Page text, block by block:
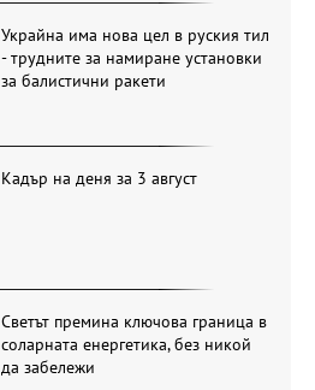
Украйна има нова цел в руския тил
- трудните за намиране установки
за балистични ракети
Кадър на деня за 3 август
Светът премина ключова граница в
соларната енергетика, без никой
да забележи